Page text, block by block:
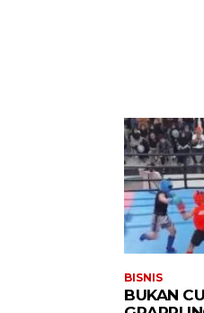
BISNIS
BUKAN